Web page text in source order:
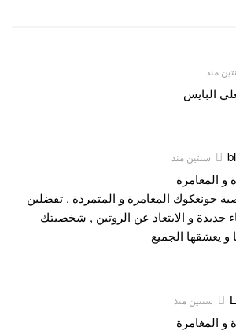
منذ
البايس
سنتين منذ
و المغامرة
جونغكوك المغامرة و المتمردة . تفضلين
جديدة و الابتعاد عن الروتين , شخصيتك
و يعشقها الجميع
سنتين منذ
و المغامرة